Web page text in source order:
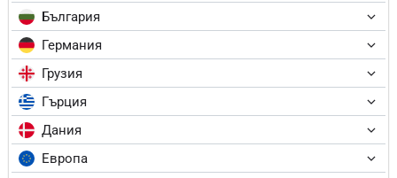
България
Германия
Грузия
Гърция
Дания
Европа